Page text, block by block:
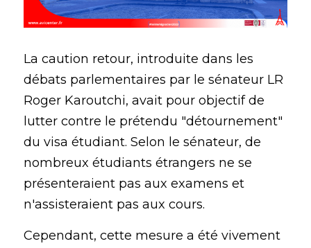
La caution retour, introduite dans les
débats parlementaires par le sénateur LR
Roger Karoutchi, avait pour objectif de
lutter contre le prétendu "détournement"
du visa étudiant. Selon le sénateur, de
nombreux étudiants étrangers ne se
présenteraient pas aux examens et
n'assisteraient pas aux cours.
Cependant, cette mesure a été vivement